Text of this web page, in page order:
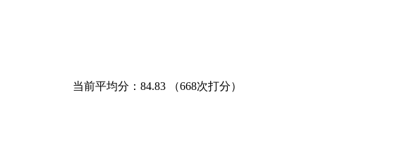
当前平均分： 84.83 （668次打分）